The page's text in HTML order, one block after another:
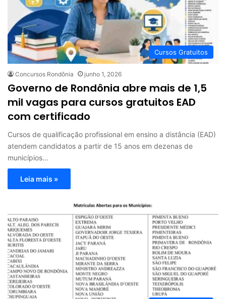
Cursos Gratuitos
Concursos Rondônia junho 1, 2026
Governo de Rondônia abre mais de 1,5
mil vagas para cursos gratuitos EAD
com certificado
Cursos de qualificação profissional em ensino a distância (EAD)
atendem candidatos a partir de 15 anos em dezenas de
municípios…
Leia mais »